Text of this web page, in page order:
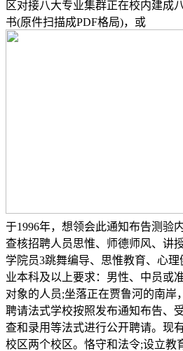
区对接八大专业集群正在校内建成
书(原件扫描成PDF格局)，或
于1996年，想领会此通知布告测验
查核招聘人员思惟、师德师风、讲
学院员3跳舞编导、思惟教育、心
业本科及以上要求：男性、中员或
对象的人员;坐落正在贾鲁河的南岸
聘请法式学校按照发布通知布告、
查和录用等法式进行公开聘请。现
校区两个校区。恪守和法令;设立教